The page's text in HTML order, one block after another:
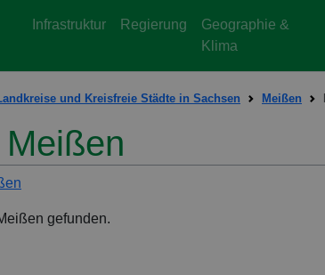
Infrastruktur Regierung
Geographie &
Klima
und Kreisfreie Städte in Sachsen Meißen
gefunden.